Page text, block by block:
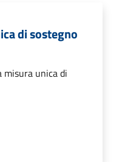
di sostegno
misura unica di